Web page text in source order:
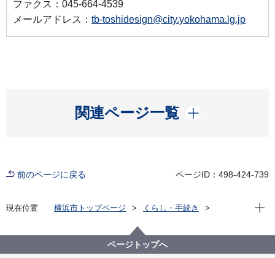
ファクス：045-664-4539
メールアドレス： tb-toshidesign@city.yokohama.lg.jp
関連ページ一覧
開く
前のページに戻る ページID：498-424-739
現在位置 横浜市トップページ
くらし・手続き
横浜市都市美対策審議会
横浜市都市美対策審議会の議事録
第126回横浜市都市美対策審議会議事録（平成31年３
現在
ページトップへ